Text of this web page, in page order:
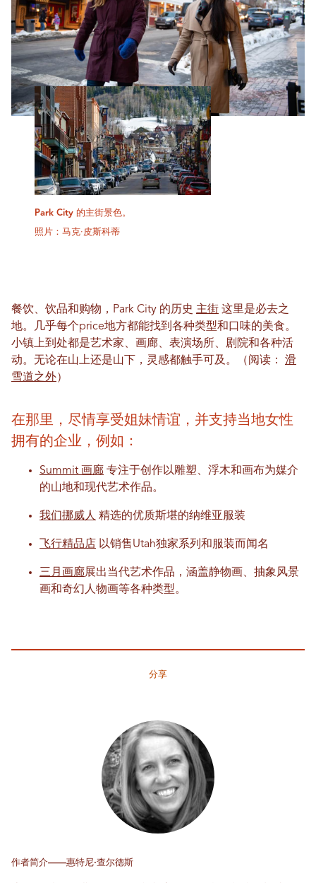
Park City 的主街景色。
照片：马克·皮斯科蒂
餐饮、饮品和购物，Park City 的历史 主街 这里是必去之
地。几乎每个price地方都能找到各种类型和口味的美食。
小镇上到处都是艺术家、画廊、表演场所、剧院和各种活
动。无论在山上还是山下，灵感都触手可及。（阅读： 滑
雪道之外）
在那里，尽情享受姐妹情谊，并支持当地女性
拥有的企业，例如：
Summit 画廊 专注于创作以雕塑、浮木和画布为媒介
的山地和现代艺术作品。
我们挪威人 精选的优质斯堪的纳维亚服装
飞行精品店 以销售Utah独家系列和服装而闻名
三月画廊展出当代艺术作品，涵盖静物画、抽象风景
画和奇幻人物画等各种类型。
分享
作者简介——惠特尼·查尔德斯